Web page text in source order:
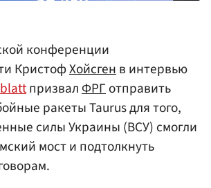
конференции
КристофХойсгенв интервью
призвалФРГотправить
ракеты Taurus для того,
силы Украины (ВСУ) смогли
мост и подтолкнуть